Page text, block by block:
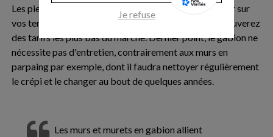
Je refuse
Les pierres de remplissage peuvent souvent se trouver sur
vos terrains et/ou directement en carrières, vous y trouverez
des tarifs les plus bas du marché. Dernier point, le gabion ne
nécessite pas d'entretien, contrairement aux murs en
parpaing par exemple, dont il faudra nettoyer régulièrement
le crépi et le changer au bout de quelques années.
Les murs et murets en gabion allient